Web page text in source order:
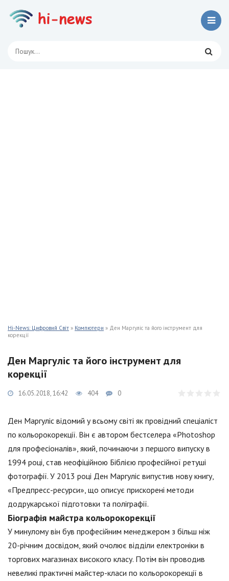
Hi-News: Цифровий Світ » Компютери » Ден Маргуліс та його інструмент для
корекції
Ден Маргуліс та його інструмент для
корекції
16.05.2018, 16:42 404 0
Ден Маргуліс відомий у всьому світі як провідний спеціаліст
по кольорокорекції. Він є автором бестселера «Photoshop
для професіоналів», який, починаючи з першого випуску в
1994 році, став неофіційною Біблією професійної ретуші
фотографії. У 2013 році Ден Маргуліс випустив нову книгу,
«Предпресс-ресурси», що описує прискорені методи
додрукарської підготовки та поліграфії.
Біографія майстра кольорокорекції
У минулому він був професійним менеджером з більш ніж
20-річним досвідом, який очолює відділи електроніки в
торгових магазинах високого класу. Потім він проводив
невеликі практичні майстер-класи по кольорокорекції в